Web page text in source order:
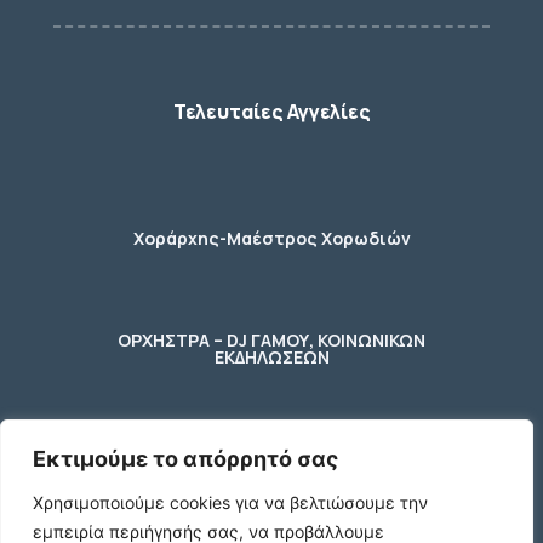
Εκτιμούμε το απόρρητό σας
Χρησιμοποιούμε cookies για να βελτιώσουμε την
εμπειρία περιήγησής σας, να προβάλλουμε
Τελευταίες Αγγελίες
Χοράρχης-Μαέστρος Χορωδιών
ΟΡΧΗΣΤΡΑ – DJ ΓΑΜΟΥ, ΚΟΙΝΩΝΙΚΩΝ
ΕΚΔΗΛΩΣΕΩΝ
φύλακας – κηπουρος